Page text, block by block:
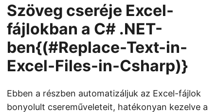
Szöveg cseréje Excel-
fájlokban a C# .NET-
ben{(#Replace-Text-in-
Excel-Files-in-Csharp)}
Ebben a részben automatizáljuk az Excel-fájlok
bonyolult csereműveleteit, hatékonyan kezelve a